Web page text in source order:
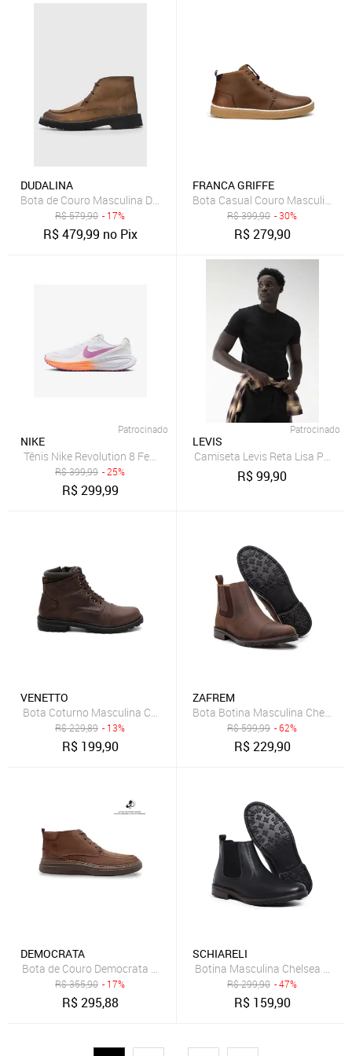
DUDALINA
Bota de Couro Masculina Dudalina Cano Médio Marrom
R$579,90 - 17%
R$479,99 no Pix
FRANCA GRIFFE
Bota Casual Couro Masculina
R$399,90 - 30%
R$279,90
Patrocinado
NIKE
Tênis Nike Revolution 8 Feminino
R$399,99 - 25%
R$299,99
Patrocinado
LEVIS
Camiseta Levis Reta Lisa Preta
R$99,90
VENETTO
Bota Coturno Masculina Cano Médio em Couro Ajuste em Cadarço
R$229,89 - 13%
R$ 199,90
ZAFREM
Bota Botina Masculina Chelsea
R$599,99 - 62%
R$229,90
DEMOCRATA
Bota de Couro Democrata Masculina Grid 240001 Marrom
R$355,90 - 17%
R$295,88
SCHIARELI
Botina Masculina Chelsea
R$299,90 - 47%
R$ 159,90